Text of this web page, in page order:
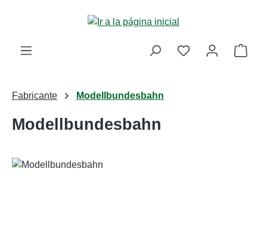
Saltar al contenido principal
La
Fabricante Modellbundesbahn
Modellbundesbahn